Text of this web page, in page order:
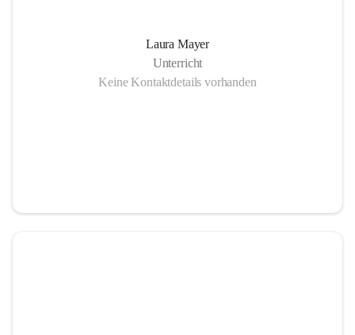
Laura Mayer
Unterricht
Keine Kontaktdetails vorhanden